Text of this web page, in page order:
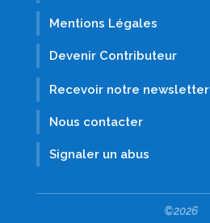
Mentions Légales
Devenir Contributeur
Recevoir notre newsletter
Nous contacter
Signaler un abus
©2026